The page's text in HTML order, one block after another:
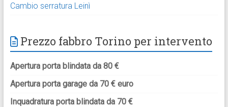
Cambio serratura Leinì
Prezzo fabbro Torino per intervento
Apertura porta blindata da 80 €
Apertura porta garage da 70 € euro
Inquadratura porta blindata da 70 €